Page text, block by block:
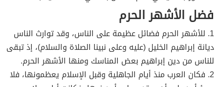
فضل الأشهر الحرم
1. للأشهر الحرم فضائل عظيمة على الناس، وقد توارث الناس
ديانة إبراهيم الخليل (عليه وعلى نبينا الصلاة والسلام)، إذ تبقى
للناس من دين إبراهيم بعض المناسك ومنها الأشهر الحرم.
2. فكان العرب منذ أيام الجاهلية وقبل الإسلام يعظمونها، فلا